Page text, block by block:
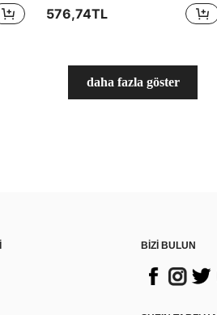
576,74TL
daha fazla göster
BİZİ BULUN